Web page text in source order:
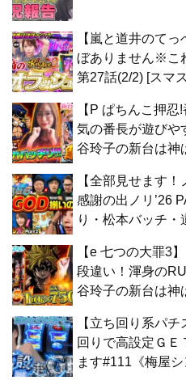
【嵐と道井のて
ぼありません※こ
第27話(2/2) [スマ
【P ぱちんこ押
気の番長が遊びや
谷玲子の新台は神
【全部見せます
感謝の出ノリ’26
り・松本バッチ・
【e 七つの大罪3
段違い！渾身の
谷玲子の新台は神
【立ち回り系パ
回りで高設定ＧＥ
ます#111《梅屋シ